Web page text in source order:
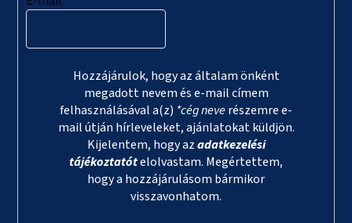
Hozzájárulok, hogy az általam önként
megadott nevem és e-mail címem
felhasználásával a(z) *cég neverészemre e-
mail útján hírleveleket, ajánlatokat küldjön.
Kijelentem, hogy azadatkezelési
tájékoztatótelolvastam. Megértettem,
hogy a hozzájárulásom bármikor
visszavonhatom.